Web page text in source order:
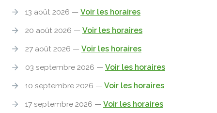
13 août 2026 — Voir les horaires
20 août 2026 — Voir les horaires
27 août 2026 — Voir les horaires
03 septembre 2026 — Voir les horaires
10 septembre 2026 — Voir les horaires
17 septembre 2026 — Voir les horaires